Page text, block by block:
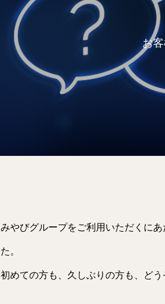
お
みやびグループをご利用いただくに
た。
初めての方も、久しぶりの方も、ど